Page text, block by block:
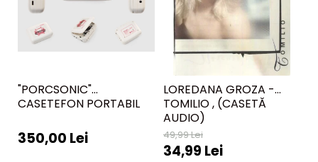
"PORCSONIC"
CASETEFON PORTABIL
350,00 Lei
LOREDANA GROZA -
TOMILIO , (CASETĂ
AUDIO)
49,99 Lei
34,99 Lei